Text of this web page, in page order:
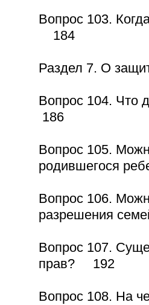
Вопрос 103.
184
Раздел 7. О
Вопрос 104. Что
186
Вопрос 105.
родившегося
Вопрос 106.
разрешения
Вопрос 107.
прав? 192
Вопрос 108. На